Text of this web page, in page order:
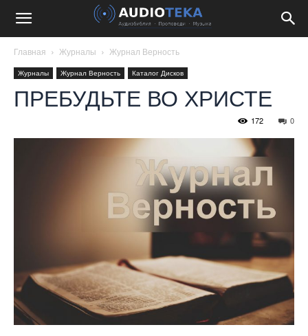
Главная Журналы Журнал Верность
Журналы Журнал Верность Каталог Дисков
ПРЕБУДЬТЕ ВО ХРИСТЕ
0
172